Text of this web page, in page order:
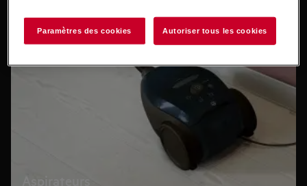
Paramètres des cookies Autoriser tous les cookies